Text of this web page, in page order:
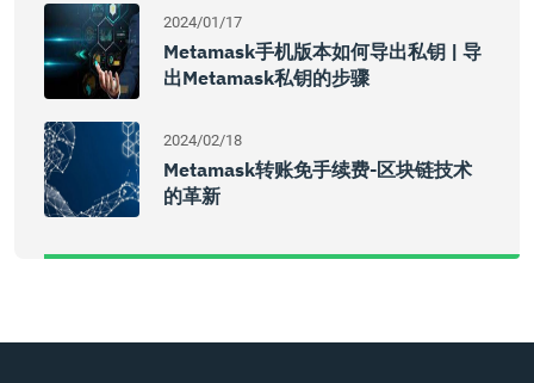
2024/01/17
Metamask手机版本如何导出私钥 | 导
出Metamask私钥的步骤
2024/02/18
Metamask转账免手续费-区块链技术
的革新